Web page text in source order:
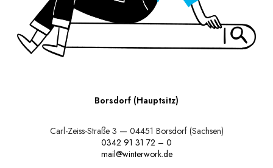
Borsdorf (Hauptsitz)
Carl-Zeiss-Straße 3 — 04451 Borsdorf (Sachsen)
0342 91 31 72 – 0
mail@winterwork.de